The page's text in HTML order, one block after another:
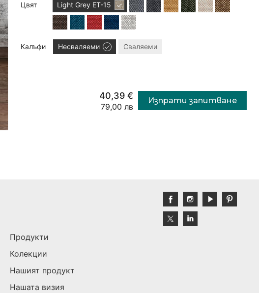
Цвят Light Grey ET-15
Калъфи Несваляеми Сваляеми
40,39 €
79,00 лв
Изпрати запитване
Продукти
Колекции
Нашият продукт
Нашата визия